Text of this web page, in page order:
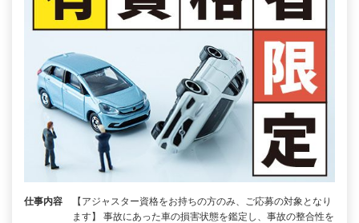
仕事内容
【アジャスター資格をお持ちの方のみ、ご応募の対象となり
ます】 事故にあった車の損害状態を鑑定し、事故の整合性を